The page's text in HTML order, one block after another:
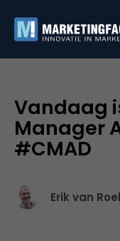
Vandaag
Manager
#CMAD
Erik van